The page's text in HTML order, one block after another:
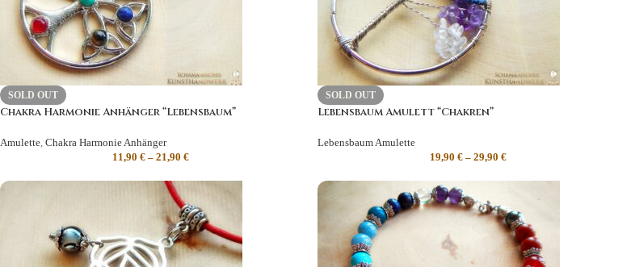
SOLD OUT
Chakra Harmonie Anhänger “Lebensbaum”
Amulette, Chakra Harmonie Anhänger
11,90€ –21,90€
SOLD OUT
Lebensbaum Amulett “Chakren”
Lebensbaum Amulette
19,90€ –29,90€